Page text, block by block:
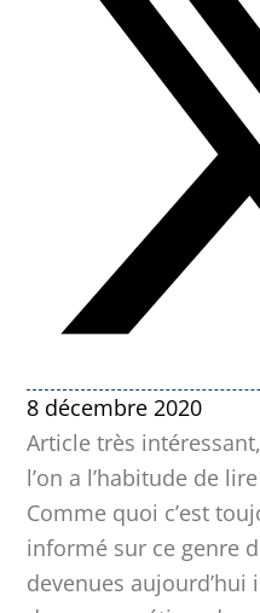
8 décembre 2020
Article très
l’on a l’habitude de
Comme quoi c’est
informé sur ce genre
devenues